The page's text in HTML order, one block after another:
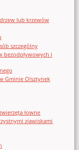
lub krzewów
szczególny
bezodpływowych i
Gminie Olsztynek
łowne
zjawiskami